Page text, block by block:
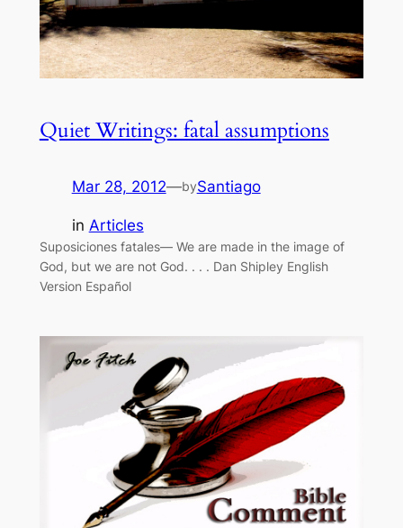
Quiet Writings: fatal assumptions
Mar 28, 2012—bySantiago
in Articles
Suposiciones fatales— We are made in the image of
God, but we are not God. . . . Dan Shipley English
Version Español